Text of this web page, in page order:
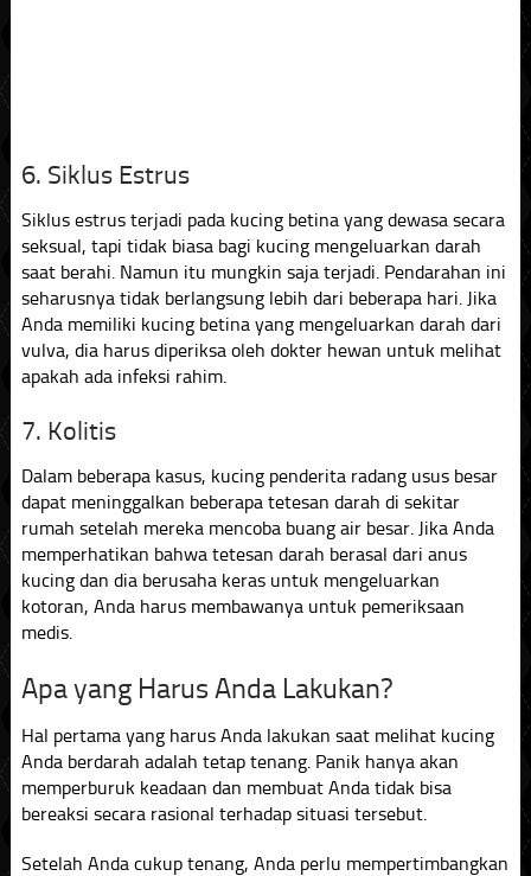
6. Siklus Estrus
Siklus estrus terjadi pada kucing betina yang dewasa secara
seksual, tapi tidak biasa bagi kucing mengeluarkan darah
saat berahi. Namun itu mungkin saja terjadi. Pendarahan ini
seharusnya tidak berlangsung lebih dari beberapa hari. Jika
Anda memiliki kucing betina yang mengeluarkan darah dari
vulva, dia harus diperiksa oleh dokter hewan untuk melihat
apakah ada infeksi rahim.
7. Kolitis
Dalam beberapa kasus, kucing penderita radang usus besar
dapat meninggalkan beberapa tetesan darah di sekitar
rumah setelah mereka mencoba buang air besar. Jika Anda
memperhatikan bahwa tetesan darah berasal dari anus
kucing dan dia berusaha keras untuk mengeluarkan
kotoran, Anda harus membawanya untuk pemeriksaan
medis.
Apa yang Harus Anda Lakukan?
Hal pertama yang harus Anda lakukan saat melihat kucing
Anda berdarah adalah tetap tenang. Panik hanya akan
memperburuk keadaan dan membuat Anda tidak bisa
bereaksi secara rasional terhadap situasi tersebut.
Setelah Anda cukup tenang, Anda perlu mempertimbangkan